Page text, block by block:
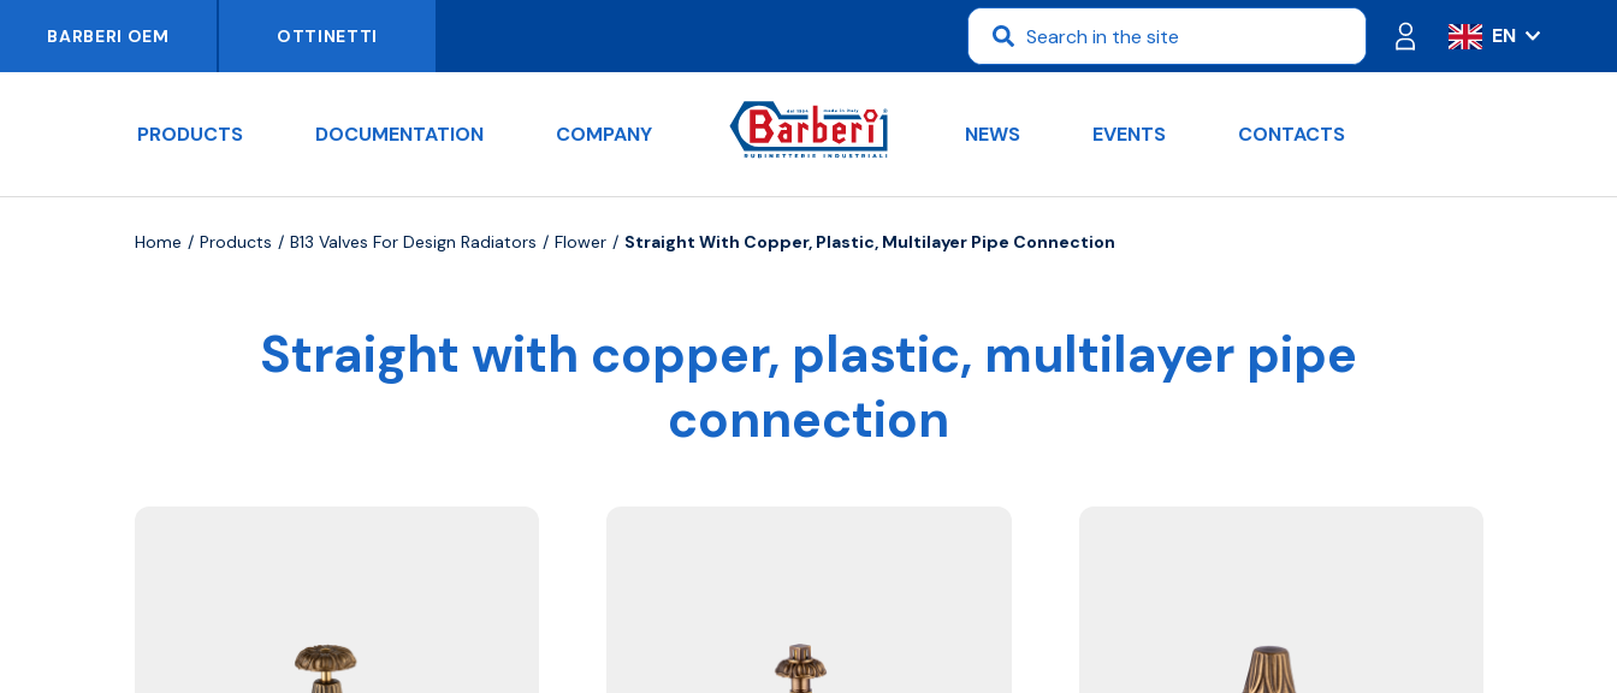
BARBERI OEM OTTINETTI
EN
IT
PT
PRODUCTS DOCUMENTATION COMPANY NEWS EVENTS CONTACTS
Home Products B13 Valves For Design Radiators Flower Straight With Copper, Plastic, Multilayer Pipe Connection
Straight with copper, plastic, multilayer pipe
connection